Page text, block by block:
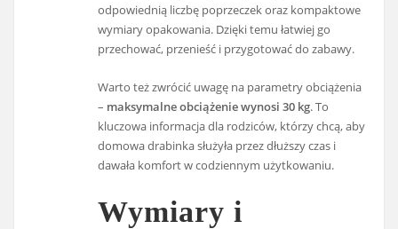
odpowiednią liczbę poprzeczek oraz kompaktowe
wymiary opakowania. Dzięki temu łatwiej go
przechować, przenieść i przygotować do zabawy.
Warto też zwrócić uwagę na parametry obciążenia
– maksymalne obciążenie wynosi 30 kg. To
kluczowa informacja dla rodziców, którzy chcą, aby
domowa drabinka służyła przez dłuższy czas i
dawała komfort w codziennym użytkowaniu.
Wymiary i